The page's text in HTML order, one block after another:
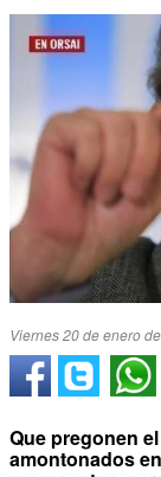
Viernes 20 de enero
Que pregonen
amontonados